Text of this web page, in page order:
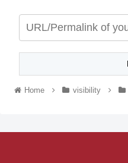
Home visibility